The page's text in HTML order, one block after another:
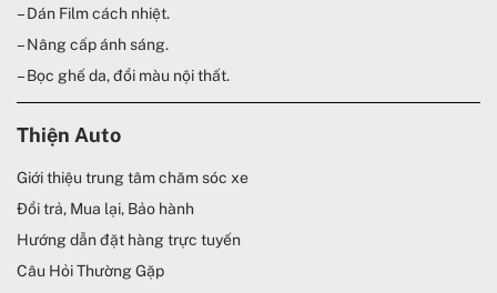
– Dán Film cách nhiệt.
– Nâng cấp ánh sáng.
– Bọc ghế da, đổi màu nội thất.
Thiện Auto
Giới thiệu trung tâm chăm sóc xe
Đổi trả, Mua lại, Bảo hành
Hướng dẫn đặt hàng trực tuyến
Câu Hỏi Thường Gặp